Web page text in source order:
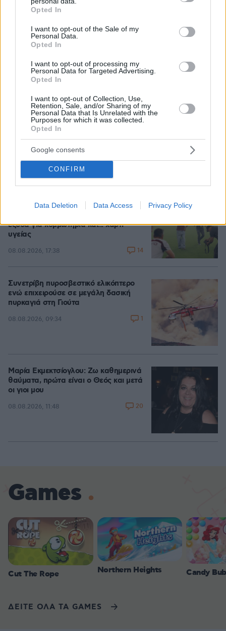
grant or deny consent to Google and its third-party tags to
use your data for below specified purposes in below Google
consent section.
Opted In
I want to opt-out of the Sale of my
Personal Data.
Opted In
I want to opt-out of processing my
Personal Data for Targeted Advertising.
Opted In
I want to opt-out of Collection, Use,
Retention, Sale, and/or Sharing of my
Personal Data that Is Unrelated with the
Purposes for which it was collected.
Opted In
Google consents
CONFIRM
Data Deletion Data Access Privacy Policy
τηλεγραφήματά τους από τη Μικρά
Ασία το 1921
Ανάλυση: Γιατί ο αρχηγός των
αμερικανικών Ενόπλων Δυνάμεων
ψάχνει απεμπλοκή από το Ιράν - Οι
φόβοι για μια νέα κλιμάκωση και οι
ελλείψεις σε πυρομαχικά
08.08.2026, 17:57 14
γράφουν στην Τουρκία: Θα παίρνει 30
έξοδα για κομμωτήρια και... χαρτί
υγείας
08.08.2026, 17:38 14
Συνετρίβη πυροσβεστικό ελικόπτερο
ενώ επιχειρούσε σε μεγάλη δασική
πυρκαγιά στη Γιούτα
08.08.2026, 09:34 1
Μαρία Εκμεκτσίογλου: Ζω καθημερινά
θαύματα, πρώτα είναι ο Θεός και μετά
οι γιοι μου
08.08.2026, 11:48 20
Games
Cut The Rope Northern Heights Candy
ΔΕΙΤΕ ΟΛΑ ΤΑ GAMES